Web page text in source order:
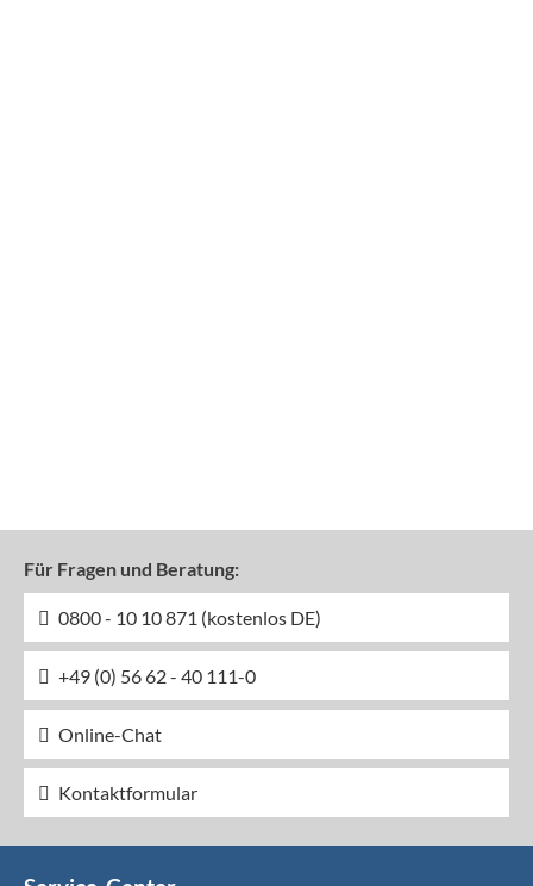
Für Fragen und Beratung:
0800 - 10 10 871 (kostenlos DE)
+49 (0) 56 62 - 40 111-0
Online-Chat
Kontaktformular